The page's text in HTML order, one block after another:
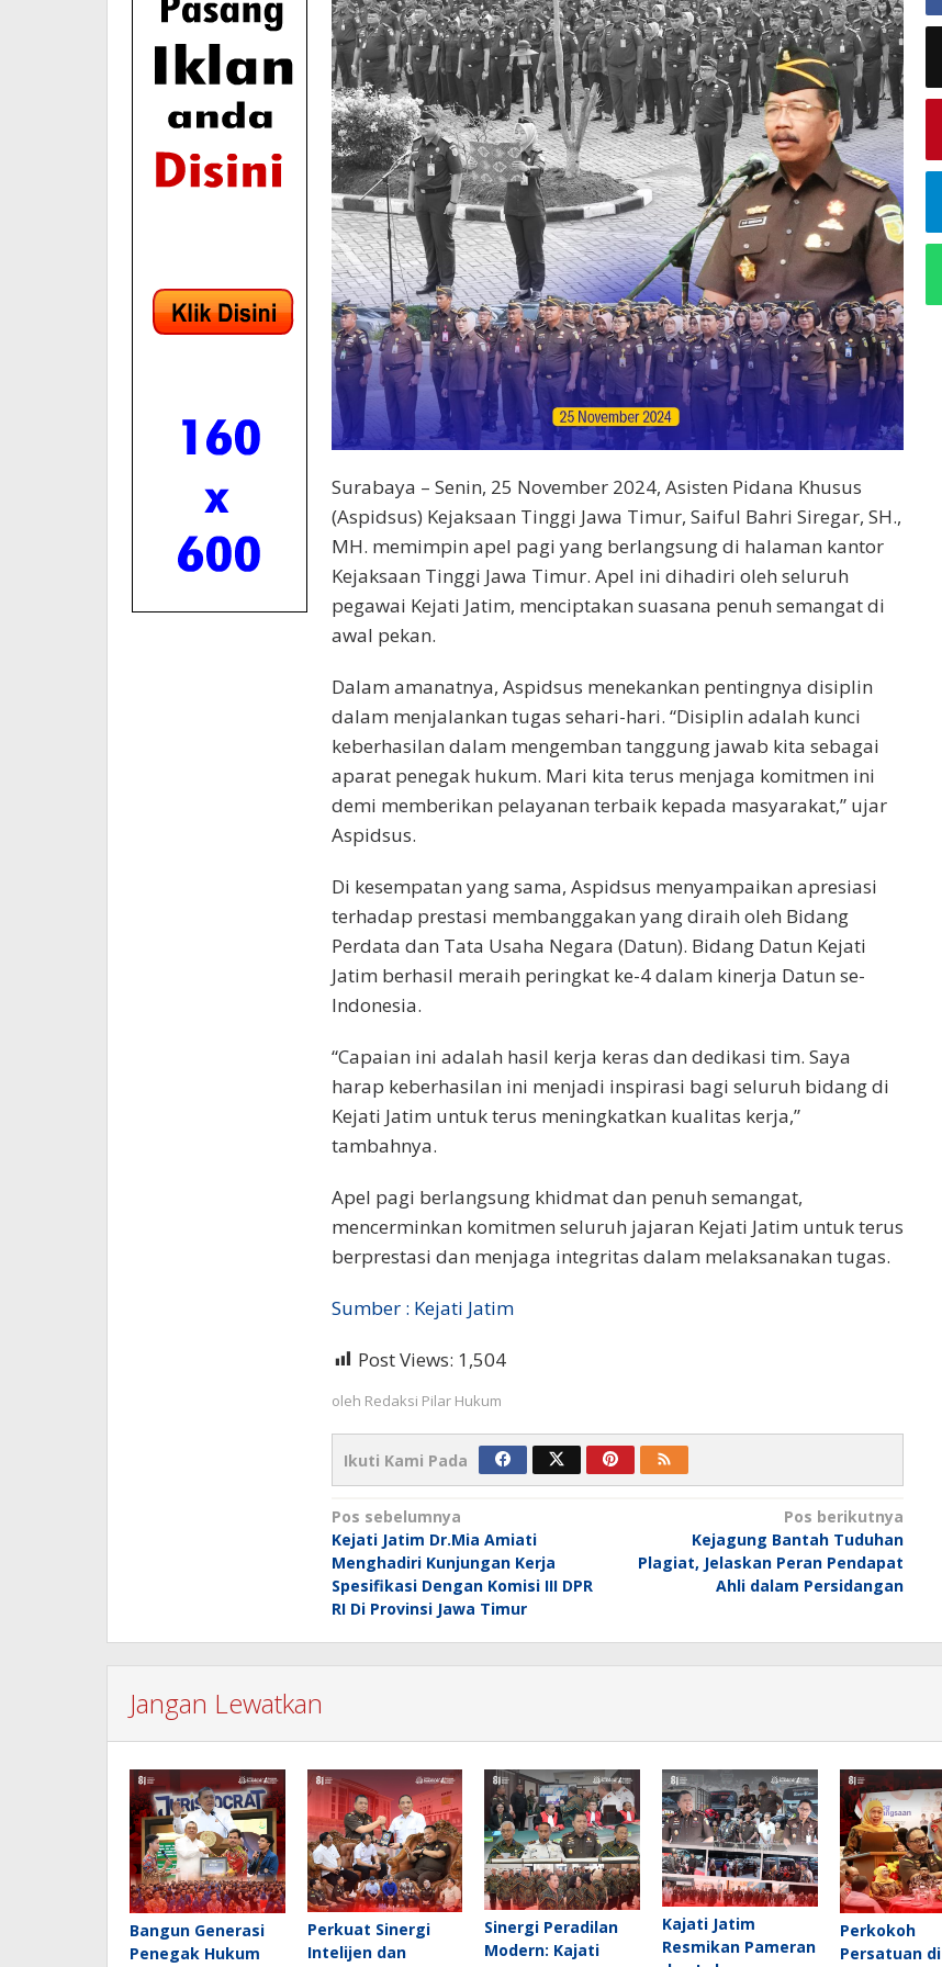
Surabaya – Senin, 25 November 2024, Asisten Pidana Khusus
(Aspidsus) Kejaksaan Tinggi Jawa Timur, Saiful Bahri Siregar, SH.,
MH. memimpin apel pagi yang berlangsung di halaman kantor
Kejaksaan Tinggi Jawa Timur. Apel ini dihadiri oleh seluruh
pegawai Kejati Jatim, menciptakan suasana penuh semangat di
awal pekan.
Dalam amanatnya, Aspidsus menekankan pentingnya disiplin
dalam menjalankan tugas sehari-hari. “Disiplin adalah kunci
keberhasilan dalam mengemban tanggung jawab kita sebagai
aparat penegak hukum. Mari kita terus menjaga komitmen ini
demi memberikan pelayanan terbaik kepada masyarakat,” ujar
Aspidsus.
Di kesempatan yang sama, Aspidsus menyampaikan apresiasi
terhadap prestasi membanggakan yang diraih oleh Bidang
Perdata dan Tata Usaha Negara (Datun). Bidang Datun Kejati
Jatim berhasil meraih peringkat ke-4 dalam kinerja Datun se-
Indonesia.
“Capaian ini adalah hasil kerja keras dan dedikasi tim. Saya
harap keberhasilan ini menjadi inspirasi bagi seluruh bidang di
Kejati Jatim untuk terus meningkatkan kualitas kerja,”
tambahnya.
Apel pagi berlangsung khidmat dan penuh semangat,
mencerminkan komitmen seluruh jajaran Kejati Jatim untuk terus
berprestasi dan menjaga integritas dalam melaksanakan tugas.
Sumber : Kejati Jatim
Post Views: 1,504
oleh Redaksi Pilar Hukum
Ikuti Kami Pada
Navigasi
pos
Pos sebelumnya
Kejati Jatim Dr.Mia Amiati
Menghadiri Kunjungan Kerja
Spesifikasi Dengan Komisi III DPR
RI Di Provinsi Jawa Timur
Pos berikutnya
Kejagung Bantah Tuduhan
Plagiat, Jelaskan Peran Pendapat
Ahli dalam Persidangan
Jangan Lewatkan
Bangun Generasi
Penegak Hukum
Perkuat Sinergi
Intelijen dan
Sinergi Peradilan
Modern: Kajati
Kajati Jatim
Resmikan Pameran
Perkokoh
Persatuan di